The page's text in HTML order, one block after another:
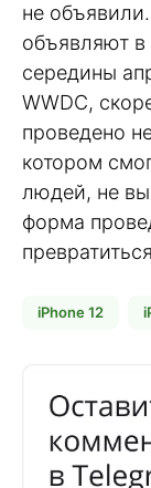
не
объявляют
середины
WWDC,
проведено
котором
людей, не
форма
iPhone 12